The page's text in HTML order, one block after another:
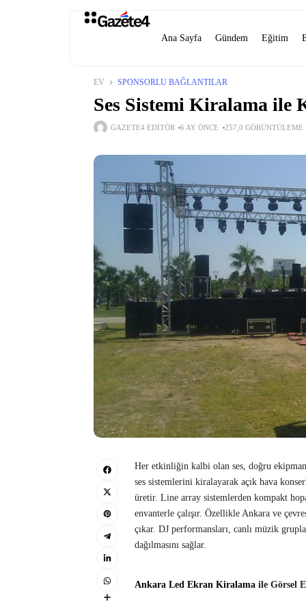
Ana Sayfa Gündem Eğitim
EV SPONSORLU BAĞLANTILAR
Ses Sistemi Kiralama ile
GAZETE4 EDITÖR 6 AY ÖNCE 257,0 GÖRÜNTÜLEME
Her etkinliğin kalbi olan ses, doğru
ses sistemlerini kiralayarak açık hava
üretir. Line array sistemlerden kompakt
envanterle çalışır. Özellikle Ankara ve
çıkar. DJ performansları, canlı müzik
dağılmasını sağlar.
Ankara Led Ekran Kiralama ile Görsel